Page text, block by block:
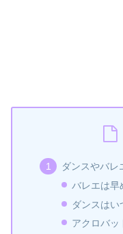
ダンスやバレ
バレエは早
ダンスはい
アクロバッ